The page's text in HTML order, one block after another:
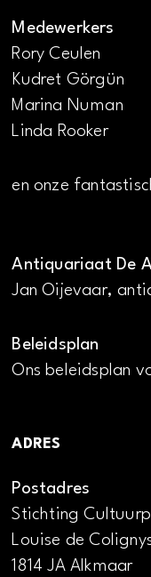
Medewerkers
Rory Ceulen
Kudret Görgün
Marina Numan
Linda Rooker
en onze
Antiquariaat De
Jan Oijevaar,
Beleidsplan
Ons beleidsplan
ADRES
Postadres
Stichting
Louise de
1814 JA Alkmaar